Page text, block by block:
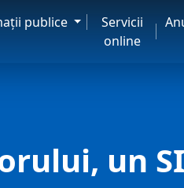
publice
Servicii
online
un